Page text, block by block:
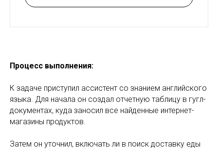
Процесс выполнения:
К задаче приступил ассистент со знанием английского
языка. Для начала он создал отчетную таблицу в гугл-
документах, куда заносил все найденные интернет-
магазины продуктов.
Затем он уточнил, включать ли в поиск доставку еды